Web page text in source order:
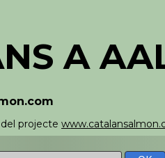
A
projecte